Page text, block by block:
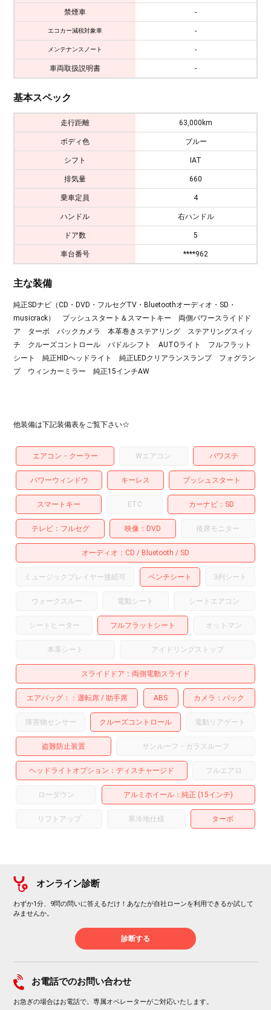
禁煙車 -
エコカー減税対象車 -
メンテナンスノート -
車両取扱説明書 -
基本スペック
走行距離 63,000km
ボディ色 ブルー
シフト IAT
排気量 660
乗車定員 4
ハンドル 右ハンドル
ドア数 5
車台番号 ****962
主な装備
純正SDナビ（CD・DVD・フルセグTV・Bluetoothオーディオ・SD・
musicrack） プッシュスタート＆スマートキー 両側パワースライドド
ア ターボ バックカメラ 本革巻きステアリング ステアリングスイッ
チ クルーズコントロール パドルシフト AUTOライト フルフラット
シート 純正HIDヘッドライト 純正LEDクリアランスランプ フォグラン
プ ウィンカーミラー 純正15インチAW
他装備は下記装備表をご覧下さい☆
エアコン・クーラー Wエアコン パワステ
パワーウィンドウ キーレス プッシュスタート
スマートキー ETC カーナビ SD
テレビ フルセグ 映像 DVD 後席モニター
オーディオ CD Bluetooth SD
ミュージックプレイヤー接続可 ベンチシート 3列シート
ウォークスルー 電動シート シートエアコン
シートヒーター フルフラットシート オットマン
本革シート アイドリングストップ
スライドドア 両側電動スライド
エアバッグ： 運転席 助手席 ABS カメラ バック
障害物センサー クルーズコントロール 電動リアゲート
盗難防止装置 サンルーフ・ガラスルーフ
ヘッドライトオプション ディスチャージド フルエアロ
ローダウン アルミホイール ：純正 (15インチ)
リフトアップ 寒冷地仕様 ターボ
オンライン診断
わずか1分、9問の問いに答えるだけ！あなたが自社ローンを利用できるか試して
みませんか。
診断する
お電話でのお問い合わせ
お急ぎの場合はお電話で。専属オペレーターがご対応いたします。